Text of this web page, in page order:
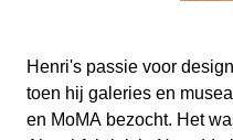
Henri's passie voor
toen hij galeries en
en MoMA bezocht. Het